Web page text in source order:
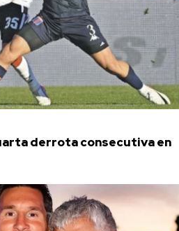
derrota consecutiva en